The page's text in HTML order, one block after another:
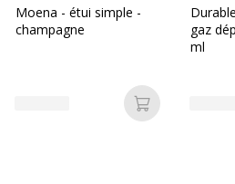
Moena - étui simple -
champagne
Ajouter au
gaz
ml